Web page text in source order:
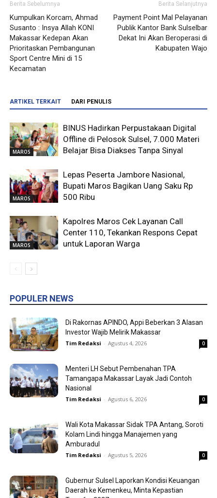
Berita Sebelumnya
Kumpulkan Korcam, Ahmad
Susanto : Insya Allah KONI
Makassar Kedepan Akan
Prioritaskan Pembangunan
Sport Centre Mini di 15
Kecamatan
Berita Selanjutnya
Payment Point Mal Pelayanan
Publik Kantor Bank Sulselbar
Dekat Ini Akan Beroperasi di
Kabupaten Wajo
ARTIKEL TERKAIT DARI PENULIS
MAROS
BINUS Hadirkan Perpustakaan Digital
Offline di Pelosok Sulsel, 7.000 Materi
Belajar Bisa Diakses Tanpa Sinyal
MAROS
Lepas Peserta Jambore Nasional,
Bupati Maros Bagikan Uang Saku Rp
500 Ribu
MAROS
Kapolres Maros Cek Layanan Call
Center 110, Tekankan Respons Cepat
untuk Laporan Warga
POPULER NEWS
Di Rakornas APINDO, Appi Beberkan 3 Alasan
Investor Wajib Melirik Makassar
Tim Redaksi - Agustus 4, 2026 0
Menteri LH Sebut Pembenahan TPA
Tamangapa Makassar Layak Jadi Contoh
Nasional
Tim Redaksi - Agustus 6, 2026 0
Wali Kota Makassar Sidak TPA Antang, Soroti
Kolam Lindi hingga Manajemen yang
Amburadul
Tim Redaksi - Agustus 5, 2026 0
Gubernur Sulsel Laporkan Kondisi Keuangan
Daerah ke Kemenkeu, Minta Kepastian